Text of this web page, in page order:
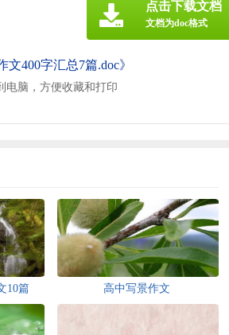
文400字汇总7篇.doc》
电脑，方便收藏和打印
点击下载文档
文档为doc格式
10篇 高中写景作文